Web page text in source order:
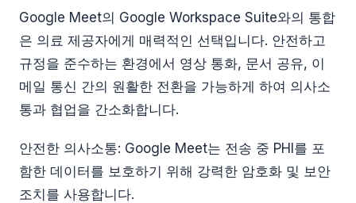
Google Meet의 Google Workspace Suite와의 통합
은 의료 제공자에게 매력적인 선택입니다. 안전하고
규정을 준수하는 환경에서 영상 통화, 문서 공유, 이
메일 통신 간의 원활한 전환을 가능하게 하여 의사소
통과 협업을 간소화합니다.
안전한 의사소통: Google Meet는 전송 중 PHI를 포
함한 데이터를 보호하기 위해 강력한 암호화 및 보안
조치를 사용합니다.